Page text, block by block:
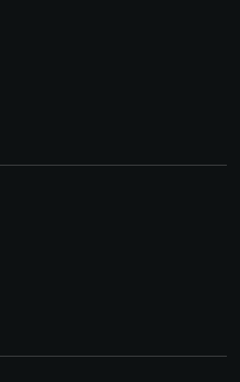
informazioni